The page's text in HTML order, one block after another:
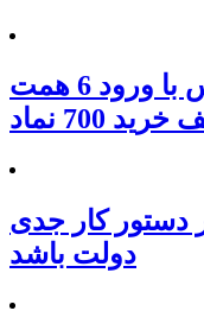
رشد 130 هزار واحدی بورس با ورود 6 همت
700 نماد
دستور کار جدی
دولت باشد